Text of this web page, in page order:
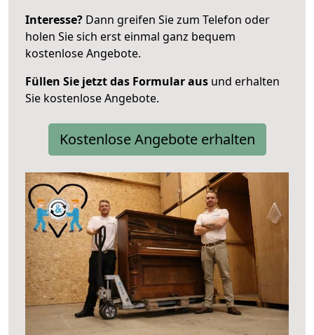
Interesse? Dann greifen Sie zum Telefon oder
holen Sie sich erst einmal ganz bequem
kostenlose Angebote.
Füllen Sie jetzt das Formular aus und erhalten
Sie kostenlose Angebote.
Kostenlose Angebote erhalten